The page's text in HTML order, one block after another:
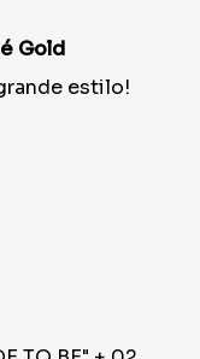
Gold
estilo!